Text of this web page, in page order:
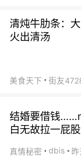
清炖牛肋条：
火出清汤
美食天下
结婚要借钱
白无故拉一屁
真情秘密 dbis